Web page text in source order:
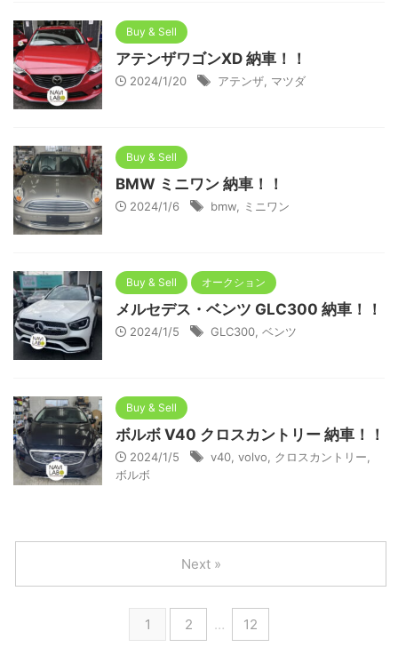
Buy & Sell
アテンザワゴンXD 納車！！
2024/1/20 アテンザ マツダ
Buy & Sell
BMW ミニワン 納車！！
2024/1/6 bmw ミニワン
Buy & Sell オークション
メルセデス・ベンツ GLC300 納車！！
2024/1/5 GLC300 ベンツ
Buy & Sell
ボルボ V40 クロスカントリー 納車！！
2024/1/5 v40 volvo クロスカントリー
ボルボ
1 2 … 12
Next »